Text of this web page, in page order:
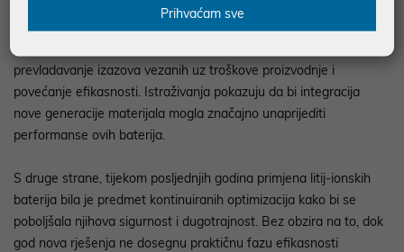
Proces razvoja novih rješenja
prevladavanje izazova vezanih uz troškove proizvodnje i
povećanje efikasnosti. Istraživanja pokazuju da bi integracija
nove generacije materijala mogla značajno unaprijediti
performanse ovih baterija.
S druge strane, tijekom posljednjih godina primjena litij-ionskih
baterija bila je predmet kontinuiranih optimizacija kako bi se
poboljšala njihova sigurnost i dugotrajnost. Bez obzira na to, dok
god nova rješenja ne dosegnu praktičnu fazu efikasnosti
Prihvaćam sve